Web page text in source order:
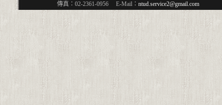
傳真：02-2361-0956 E-Mail： ntud.service2@gmail.com